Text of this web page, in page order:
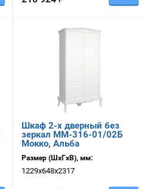
Шкаф 2-х дверный без
зеркал ММ-316-01/02Б
Мокко, Альба
Размер (ШхГхВ), мм:
1229х648х2317